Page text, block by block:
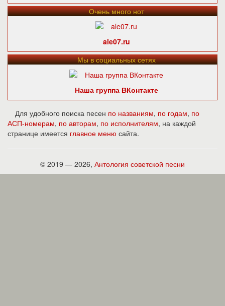
Очень много нот
ale07.ru
Мы в социальных сетях
Наша группа ВКонтакте
Для удобного поиска песен по названиям, по годам, по
АСП-номерам, по авторам, по исполнителям, на каждой
странице имеется главное меню сайта.
© 2019 — 2026, Антология советской песни